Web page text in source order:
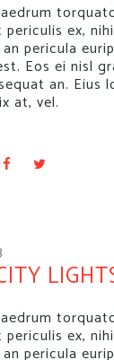
ex,
pericula
Eos ei nisl
an. Eius
at, vel.
ex,
pericula